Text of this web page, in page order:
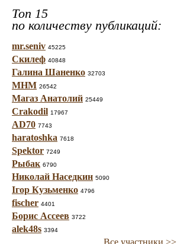
Топ 15
по количеству публикаций:
mr.seniv 45225
Скилеф 40848
Галина Шаненко 32703
МНМ 26542
Магаз Анатолий 25449
Crakodil 17967
AD70 7743
haratoshka 7618
Spektor 7249
Рыбак 6790
Николай Наседкин 5090
Ігор Кузьменко 4796
fischer 4401
Борис Ассеев 3722
alek48s 3394
Все участники >>